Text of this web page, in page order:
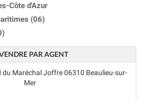
Côte d'Azur
(06)
PAR AGENT
du Maréchal Joffre 06310 Beaulieu-sur-
Mer